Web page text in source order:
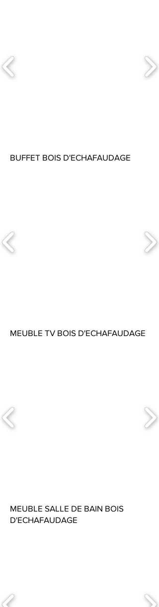
BUFFET BOIS D'ECHAFAUDAGE
MEUBLE TV BOIS D'ECHAFAUDAGE
MEUBLE SALLE DE BAIN BOIS
D'ECHAFAUDAGE